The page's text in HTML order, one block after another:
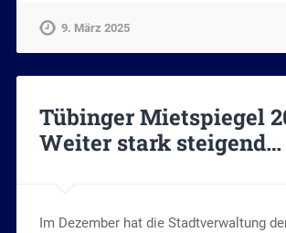
9. März 2025
Tübinger Mietspiegel
Weiter stark steigend…
Im Dezember hat die Stadtverwaltung